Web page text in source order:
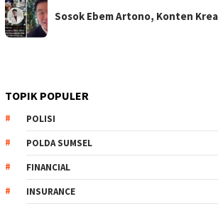
Sosok Ebem Artono, Konten
TOPIK POPULER
POLISI
POLDA SUMSEL
FINANCIAL
INSURANCE